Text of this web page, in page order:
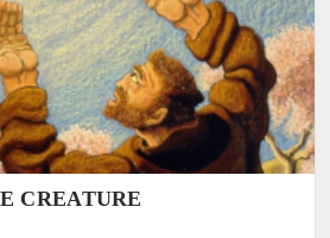
CREATURE